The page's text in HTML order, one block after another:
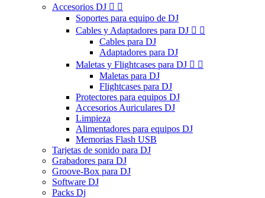
Accesorios DJ  
Soportes para equipo de DJ
Cables y Adaptadores para DJ  
Cables para DJ
Adaptadores para DJ
Maletas y Flightcases para DJ  
Maletas para DJ
Flightcases para DJ
Protectores para equipos DJ
Accesorios Auriculares DJ
Limpieza
Alimentadores para equipos DJ
Memorias Flash USB
Tarjetas de sonido para DJ
Grabadores para DJ
Groove-Box para DJ
Software DJ
Packs Dj